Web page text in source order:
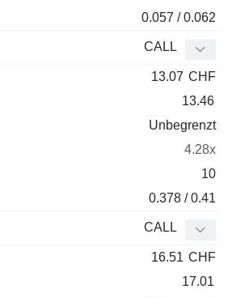
0.057 / 0.062
CALL
13.07 CHF
13.46
Unbegrenzt
4.28x
10
0.378 / 0.41
CALL
16.51 CHF
17.01